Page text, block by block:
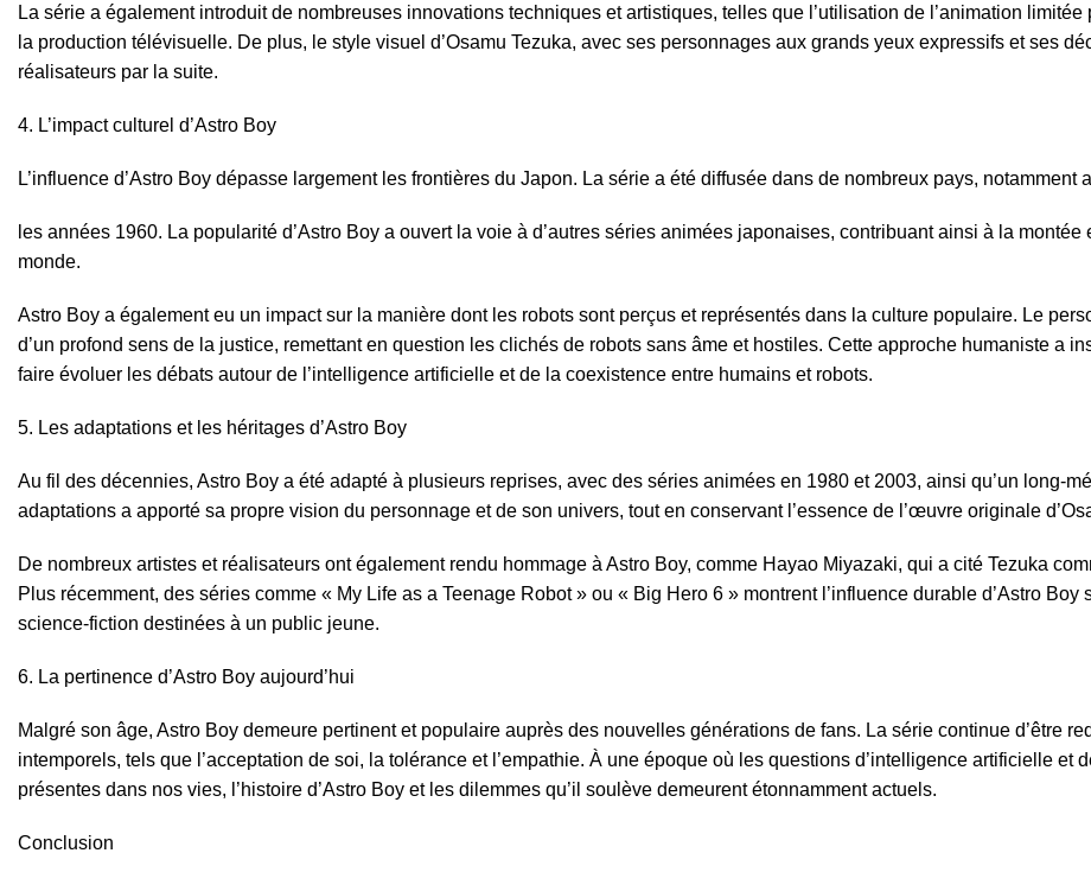
La série a également introduit de nombreuses innovations techniques et artistiques, telles que l’utilisation de l’animation
la production télévisuelle. De plus, le style visuel d’Osamu Tezuka, avec ses personnages aux grands yeux expressifs et ses
réalisateurs par la suite.
L’impact culturel d’Astro Boy
L’influence d’Astro Boy dépasse largement les frontières du Japon. La série a été diffusée dans de nombreux pays,
les années 1960. La popularité d’Astro Boy a ouvert la voie à d’autres séries animées japonaises, contribuant ainsi à la
monde.
Astro Boy a également eu un impact sur la manière dont les robots sont perçus et représentés dans la culture populaire. Le
d’un profond sens de la justice, remettant en question les clichés de robots sans âme et hostiles. Cette approche humaniste a
faire évoluer les débats autour de l’intelligence artificielle et de la coexistence entre humains et robots.
Les adaptations et les héritages d’Astro Boy
Au fil des décennies, Astro Boy a été adapté à plusieurs reprises, avec des séries animées en 1980 et 2003, ainsi qu’un long-
adaptations a apporté sa propre vision du personnage et de son univers, tout en conservant l’essence de l’œuvre originale
De nombreux artistes et réalisateurs ont également rendu hommage à Astro Boy, comme Hayao Miyazaki, qui a cité Tezuka
Plus récemment, des séries comme « My Life as a Teenage Robot » ou « Big Hero 6 » montrent l’influence durable d’Astro
science-fiction destinées à un public jeune.
La pertinence d’Astro Boy aujourd’hui
Malgré son âge, Astro Boy demeure pertinent et populaire auprès des nouvelles générations de fans. La série continue d’être
intemporels, tels que l’acceptation de soi, la tolérance et l’empathie. À une époque où les questions d’intelligence artificielle
présentes dans nos vies, l’histoire d’Astro Boy et les dilemmes qu’il soulève demeurent étonnamment actuels.
Conclusion